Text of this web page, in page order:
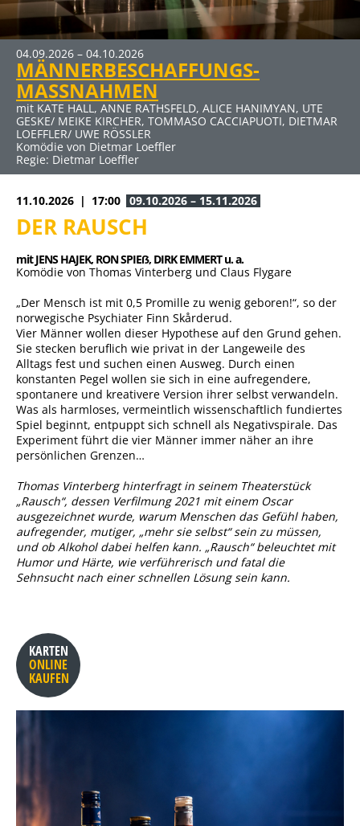
04.09.2026 – 04.10.2026
MÄNNERBESCHAFFUNGS-
MASSNAHMEN
mit KATE HALL, ANNE RATHSFELD, ALICE HANIMYAN, UTE
GESKE/ MEIKE KIRCHER, TOMMASO CACCIAPUOTI, DIETMAR
LOEFFLER/ UWE RÖSSLER
Komödie von Dietmar Loeffler
Regie: Dietmar Loeffler
09.10.2026 – 15.11.2026
DER RAUSCH
mit JENS HAJEK, RON SPIEẞ, DIRK EMMERT u. a.
Komödie von Thomas Vinterberg und Claus Flygare
11.10.2026 17:00 09.10.2026 – 15.11.2026
DER RAUSCH
mit JENS HAJEK, RON SPIEẞ, DIRK EMMERT u. a.
Komödie von Thomas Vinterberg und Claus Flygare
„Der Mensch ist mit 0,5 Promille zu wenig geboren!“, so der
norwegische Psychiater Finn Skårderud.
Vier Männer wollen dieser Hypothese auf den Grund gehen.
Sie stecken beruflich wie privat in der Langeweile des
Alltags fest und suchen einen Ausweg. Durch einen
konstanten Pegel wollen sie sich in eine aufregendere,
spontanere und kreativere Version ihrer selbst verwandeln.
Was als harmloses, vermeintlich wissenschaftlich fundiertes
Spiel beginnt, entpuppt sich schnell als Negativspirale. Das
Experiment führt die vier Männer immer näher an ihre
persönlichen Grenzen…
Thomas Vinterberg hinterfragt in seinem Theaterstück
„Rausch“, dessen Verfilmung 2021 mit einem Oscar
ausgezeichnet wurde, warum Menschen das Gefühl haben,
aufregender, mutiger, „mehr sie selbst“ sein zu müssen,
und ob Alkohol dabei helfen kann. „Rausch“ beleuchtet mit
Humor und Härte, wie verführerisch und fatal die
Sehnsucht nach einer schnellen Lösung sein kann.
KARTEN
ONLINE
KAUFEN